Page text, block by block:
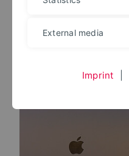
External media
Imprint